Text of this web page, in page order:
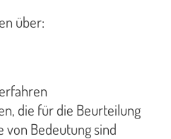
über:
die für die Beurteilung
von Bedeutung sind